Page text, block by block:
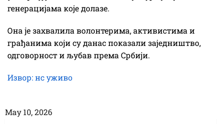
генерацијама које долазе.
Она је захвалила волонтерима, активистима и
грађанима који су данас показали заједништво,
одговорност и љубав према Србији.
Извор: нс уживо
Маy 10, 2026